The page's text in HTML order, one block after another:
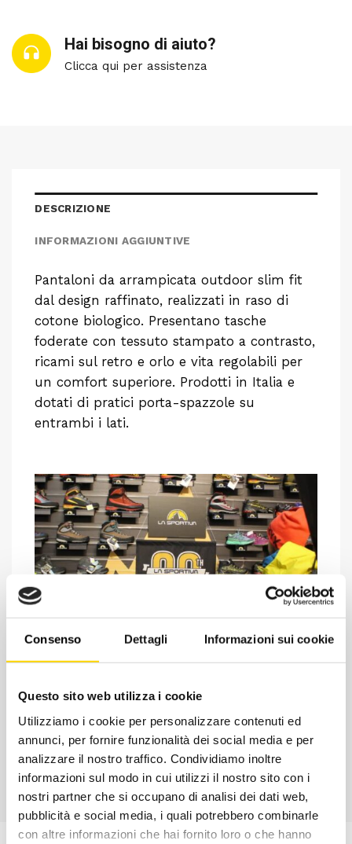
Consenso Dettagli Informazioni sui cookie
Questo sito web utilizza i cookie
Utilizziamo i cookie per personalizzare contenuti ed
annunci, per fornire funzionalità dei social media e per
analizzare il nostro traffico. Condividiamo inoltre
informazioni sul modo in cui utilizzi il nostro sito con i
nostri partner che si occupano di analisi dei dati web,
pubblicità e social media, i quali potrebbero combinarle
con altre informazioni che hai fornito loro o che hanno
Hai bisogno di aiuto?
Clicca qui per assistenza
Chiedi ad un esperto
DESCRIZIONE
INFORMAZIONI AGGIUNTIVE
Pantaloni da arrampicata outdoor slim fit
dal design raffinato, realizzati in raso di
cotone biologico. Presentano tasche
foderate con tessuto stampato a contrasto,
ricami sul retro e orlo e vita regolabili per
un comfort superiore. Prodotti in Italia e
dotati di pratici porta-spazzole su
entrambi i lati.